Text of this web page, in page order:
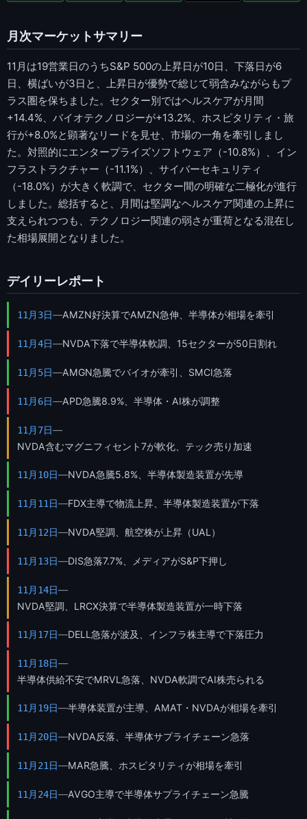
月次マーケットサマリー
11月は19営業日のうちS&P 500の上昇日が10日、下落日が6
日、横ばいが3日と、上昇日が優勢で総じて弱含みながらもプ
ラス圏を保ちました。セクター別ではヘルスケアが月間
+14.4%、バイオテクノロジーが+13.2%、ホスピタリティ・旅
行が+8.0%と顕著なリードを見せ、市場の一角を牽引しまし
た。対照的にエンタープライズソフトウェア（-10.8%）、イン
フラストラクチャー（-11.1%）、サイバーセキュリティ
（-18.0%）が大きく軟調で、セクター間の明確な二極化が進行
しました。総括すると、月間は堅調なヘルスケア関連の上昇に
支えられつつも、テクノロジー関連の弱さが重荷となる混在し
た相場展開となりました。
デイリーレポート
11月3日—AMZN好決算でAMZN急伸、半導体が相場を牽引
11月4日—NVDA下落で半導体軟調、15セクターが50日割れ
11月5日—AMGN急騰でバイオが牽引、SMCI急落
11月6日—APD急騰8.9%、半導体・AI株が調整
11月7日—
NVDA含むマグニフィセント7が軟化、テック売り加速
11月10日—NVDA急騰5.8%、半導体製造装置が先導
11月11日—FDX主導で物流上昇、半導体製造装置が下落
11月12日—NVDA堅調、航空株が上昇（UAL）
11月13日—DIS急落7.7%、メディアがS&P下押し
11月14日—
NVDA堅調、LRCX決算で半導体製造装置が一時下落
11月17日—DELL急落が波及、インフラ株主導で下落圧力
11月18日—
半導体供給不安でMRVL急落、NVDA軟調でAI株売られる
11月19日—半導体装置が主導、AMAT・NVDAが相場を牽引
11月20日—NVDA反落、半導体サプライチェーン急落
11月21日—MAR急騰、ホスピタリティが相場を牽引
11月24日—AVGO主導で半導体サプライチェーン急騰